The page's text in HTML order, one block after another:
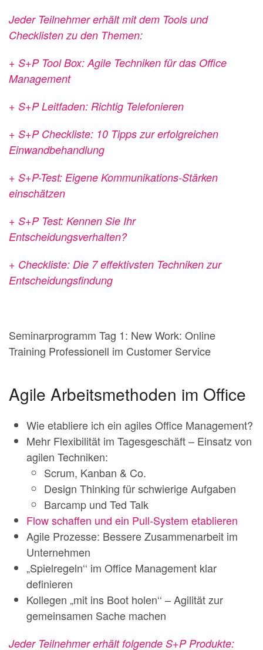
Jeder Teilnehmer erhält mit dem Tools und
Checklisten zu den Themen:
+ S+P Tool Box: Agile Techniken für das Office
Management
+ S+P Leitfaden: Richtig Telefonieren
+ S+P Checkliste: 10 Tipps zur erfolgreichen
Einwandbehandlung
+ S+P-Test: Eigene Kommunikations-Stärken
einschätzen
+ S+P Test: Kennen Sie Ihr
Entscheidungsverhalten?
+ Checkliste: Die 7 effektivsten Techniken zur
Entscheidungsfindung
Seminarprogramm Tag 1: New Work: Online
Training Professionell im Customer Service
Agile Arbeitsmethoden im Office
Wie etabliere ich ein agiles Office Management?
Mehr Flexibilität im Tagesgeschäft – Einsatz von
agilen Techniken:
Scrum, Kanban & Co.
Design Thinking für schwierige Aufgaben
Barcamp und Ted Talk
Flow schaffen und ein Pull-System etablieren
Agile Prozesse: Bessere Zusammenarbeit im
Unternehmen
„Spielregeln‘‘ im Office Management klar
definieren
Kollegen „mit ins Boot holen‘‘ – Agilität zur
gemeinsamen Sache machen
Jeder Teilnehmer erhält folgende S+P Produkte: